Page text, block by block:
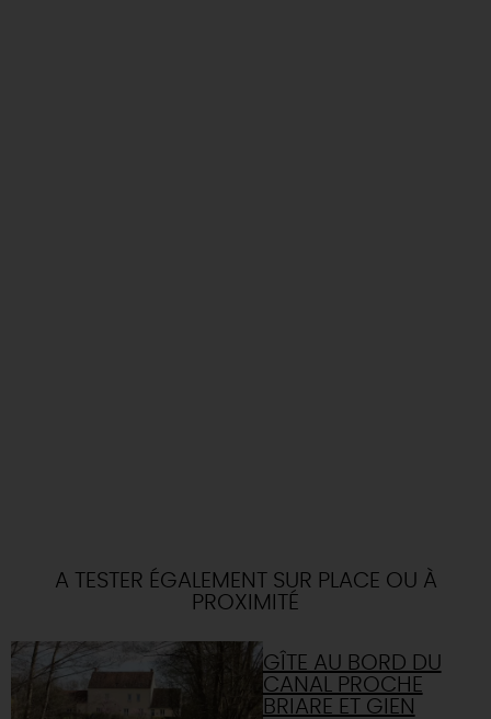
A TESTER ÉGALEMENT SUR PLACE OU À
PROXIMITÉ
GÎTE AU BORD DU
CANAL PROCHE
BRIARE ET GIEN